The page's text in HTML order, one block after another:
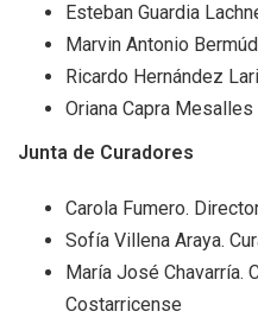
+ SALA DE
Esteban Guardia
Marvin Antonio
Ricardo Hernández
Oriana Capra Mesalles
Junta de Curadores
Carola Fumero.
Sofía Villena Araya.
María José Chavarría.
Costarricense